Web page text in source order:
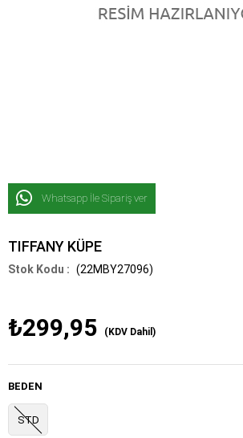
Whatsapp İle Sipariş ver
TIFFANY KÜPE
(22MBY27096)
₺299,95 (KDV Dahil)
BEDEN
STD